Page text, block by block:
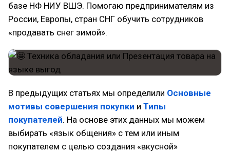
базе НФ НИУ ВШЭ. Помогаю предпринимателям из
России, Европы, стран СНГ обучить сотрудников
«продавать снег зимой».
В предыдущих статьях мы определили Основные
мотивы совершения покупки и Типы
покупателей. На основе этих данных мы можем
выбирать «язык общения» с тем или иным
покупателем с целью создания «вкусной»